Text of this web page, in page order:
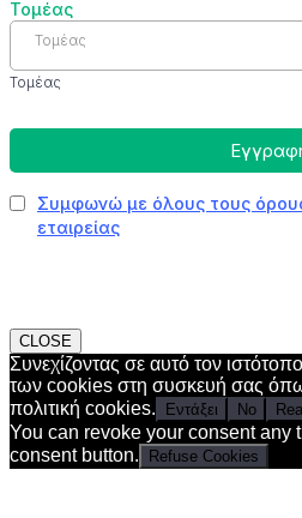
CLOSE
Συνεχίζοντας σε αυτό τον
των cookies στη συσκευή σας
πολιτική cookies.
Εντάξει No
You can revoke your consent any
consent button.
Refuse Cookies